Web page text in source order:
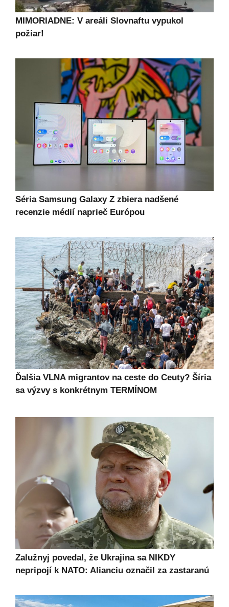
MIMORIADNE: V areáli Slovnaftu vypukol
požiar!
Séria Samsung Galaxy Z zbiera nadšené
recenzie médií naprieč Európou
Ďalšia VLNA migrantov na ceste do Ceuty? Šíria
sa výzvy s konkrétnym TERMÍNOM
Zalužnyj povedal, že Ukrajina sa NIKDY
nepripojí k NATO: Alianciu označil za zastaranú